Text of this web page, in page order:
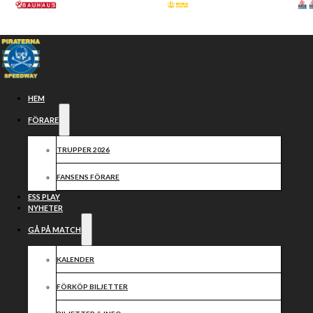
Hoppa till huvudinnehåll
HEM
FÖRARE
TRUPPER 2026
FANSENS FÖRARE
ESS PLAY
NYHETER
GÅ PÅ MATCH
KALENDER
FÖRKÖP BILJETTER
En förlust vi